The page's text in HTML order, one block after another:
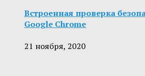
Встроенная проверка
Google Chrome
21 ноября, 2020